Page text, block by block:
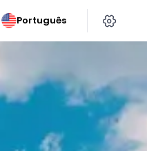
Português